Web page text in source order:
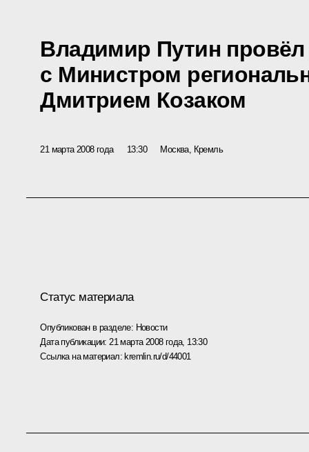
Владимир Путин
с Министром
Дмитрием Козаком
21 марта 2008 года 13:30 Москва, Кремль
Статус материала
Опубликован в разделе: Новости
Дата публикации: 21 марта 2008 года, 13:30
Ссылка на материал:kremlin.ru/d/44001